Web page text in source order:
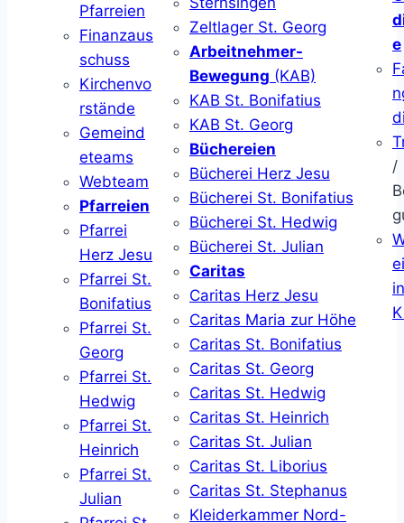
Pfarreien
Finanzaus
schuss
Kirchenvo
rstände
Gemeind
eteams
Webteam
Pfarreien
Pfarrei
Herz Jesu
Pfarrei St.
Bonifatius
Pfarrei St.
Georg
Pfarrei St.
Hedwig
Pfarrei St.
Heinrich
Pfarrei St.
Julian
Zeltlager St. Georg
Arbeitnehmer-
Bewegung (KAB)
KAB St. Bonifatius
KAB St. Georg
Büchereien
Bücherei Herz Jesu
Bücherei St. Bonifatius
Bücherei St. Hedwig
Bücherei St. Julian
Caritas
Caritas Herz Jesu
Caritas Maria zur Höhe
Caritas St. Bonifatius
Caritas St. Georg
Caritas St. Hedwig
Caritas St. Heinrich
Caritas St. Julian
Caritas St. Liborius
Caritas St. Stephanus
Kleiderkammer Nord-
e
/